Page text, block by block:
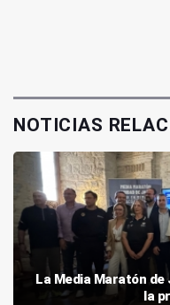
NOTICIAS
La Media Maratón de
la